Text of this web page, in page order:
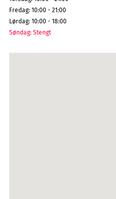
Fredag: 10:00 - 21:00
Lørdag: 10:00 - 18:00
Søndag: Stengt